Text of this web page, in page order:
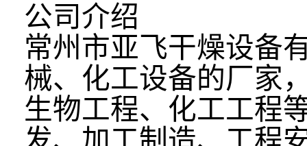
公司介绍
常州市亚飞干燥设备
械、化工设备的厂家
生物工程、化工工程